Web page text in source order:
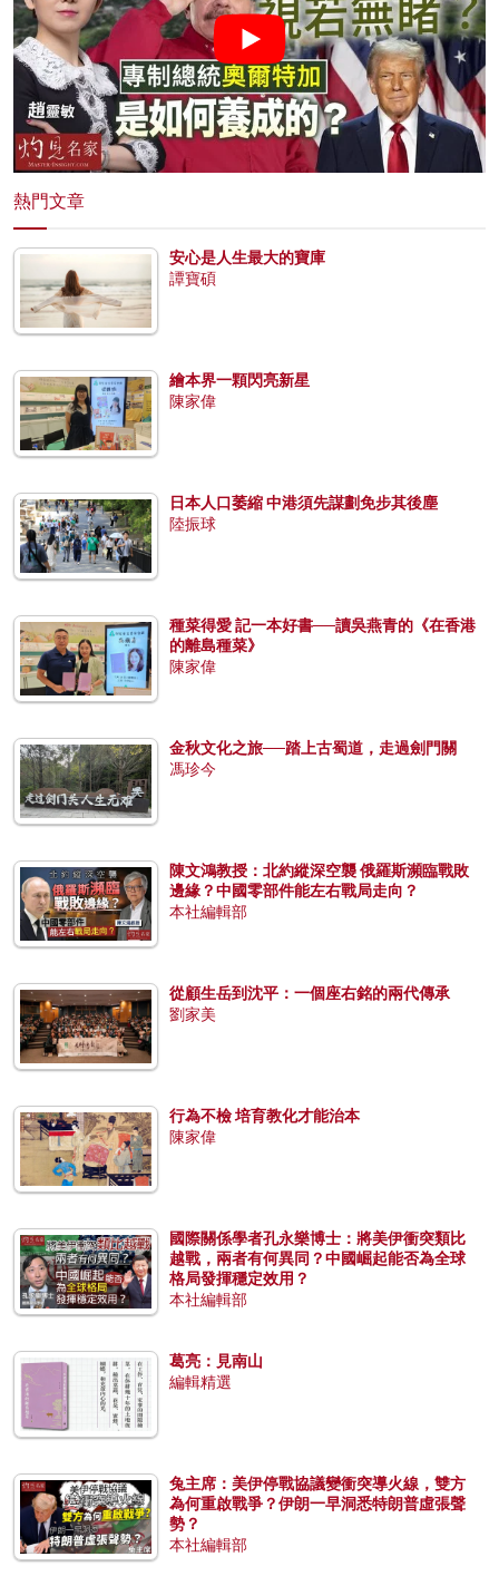
熱門文章
安心是人生最大的寶庫
譚寶碩
繪本界一顆閃亮新星
陳家偉
日本人口萎縮 中港須先謀劃免步其後塵
陸振球
種菜得愛 記一本好書──讀吳燕青的《在香港
的離島種菜》
陳家偉
金秋文化之旅──踏上古蜀道，走過劍門關
馮珍今
陳文鴻教授：北約縱深空襲 俄羅斯瀕臨戰敗
邊緣？中國零部件能左右戰局走向？
本社編輯部
從顧生岳到沈平：一個座右銘的兩代傳承
劉家美
行為不檢 培育教化才能治本
陳家偉
國際關係學者孔永樂博士：將美伊衝突類比
越戰，兩者有何異同？中國崛起能否為全球
格局發揮穩定效用？
本社編輯部
葛亮：見南山
編輯精選
兔主席：美伊停戰協議變衝突導火線，雙方
為何重啟戰爭？伊朗一早洞悉特朗普虛張聲
勢？
本社編輯部